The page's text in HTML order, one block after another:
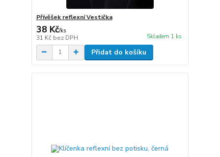
Přívěšek reflexní Vestička
38 Kč/ks
31 Kč bez DPH Skladem 1 ks
Přidat do košíku